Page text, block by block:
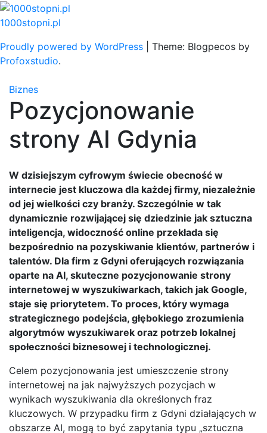
Skip
to
1000stopni.pl
Proudly powered by WordPress
Theme: Blogpecos by
Profoxstudio.
Biznes
Pozycjonowanie
strony AI Gdynia
W dzisiejszym cyfrowym świecie obecność w
internecie jest kluczowa dla każdej firmy, niezależnie
od jej wielkości czy branży. Szczególnie w tak
dynamicznie rozwijającej się dziedzinie jak sztuczna
inteligencja, widoczność online przekłada się
bezpośrednio na pozyskiwanie klientów, partnerów i
talentów. Dla firm z Gdyni oferujących rozwiązania
oparte na AI, skuteczne pozycjonowanie strony
internetowej w wyszukiwarkach, takich jak Google,
staje się priorytetem. To proces, który wymaga
strategicznego podejścia, głębokiego zrozumienia
algorytmów wyszukiwarek oraz potrzeb lokalnej
społeczności biznesowej i technologicznej.
Celem pozycjonowania jest umieszczenie strony
internetowej na jak najwyższych pozycjach w
wynikach wyszukiwania dla określonych fraz
kluczowych. W przypadku firm z Gdyni działających w
obszarze AI, mogą to być zapytania typu „sztuczna